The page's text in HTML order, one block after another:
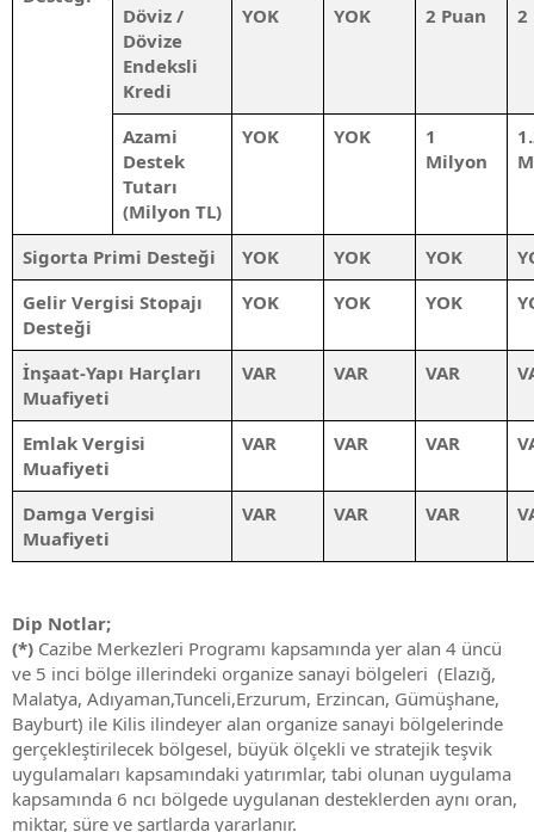
Döviz /
Dövize
Endeksli
Kredi
YOK YOK 2 Puan 2
Azami
Destek
Tutarı
(Milyon TL)
YOK YOK
1
Milyon
Sigorta Primi Desteği YOK YOK YOK
Gelir Vergisi Stopajı
Desteği
YOK YOK YOK
İnşaat-Yapı Harçları
Muafiyeti
VAR VAR VAR
Emlak Vergisi
Muafiyeti
VAR VAR VAR
Damga Vergisi
Muafiyeti
VAR VAR VAR
Dip Notlar;
(*) Cazibe Merkezleri Programı kapsamında yer alan 4 üncü
ve 5 inci bölge illerindeki organize sanayi bölgeleri (Elazığ,
Malatya, Adıyaman,Tunceli,Erzurum, Erzincan, Gümüşhane,
Bayburt) ile Kilis ilindeyer alan organize sanayi bölgelerinde
gerçekleştirilecek bölgesel, büyük ölçekli ve stratejik teşvik
uygulamaları kapsamındaki yatırımlar, tabi olunan uygulama
kapsamında 6 ncı bölgede uygulanan desteklerden aynı oran,
miktar, süre ve şartlarda yararlanır.